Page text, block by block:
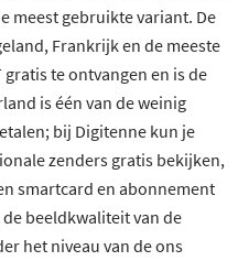
meest gebruikte variant. De
Frankrijk en de meeste
gratis te ontvangen en is de
is één van de weinig
bij Digitenne kun je
zenders gratis bekijken,
smartcard en abonnement
beeldkwaliteit van de
het niveau van de ons